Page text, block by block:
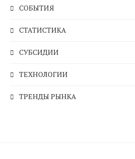
СОБЫТИЯ
СТАТИСТИКА
СУБСИДИИ
ТЕХНОЛОГИИ
ТРЕНДЫ РЫНКА